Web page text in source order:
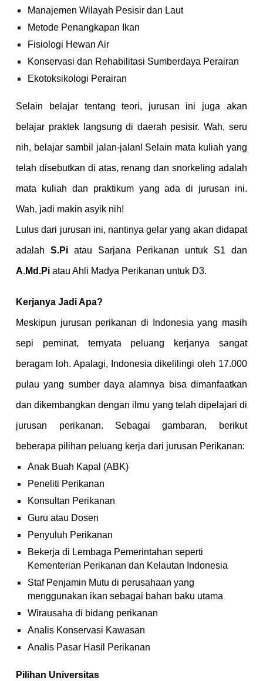
Manajemen Wilayah Pesisir dan Laut
Metode Penangkapan Ikan
Fisiologi Hewan Air
Konservasi dan Rehabilitasi Sumberdaya Perairan
Ekotoksikologi Perairan
Selain belajar tentang teori, jurusan ini juga akan
belajar praktek langsung di daerah pesisir. Wah, seru
nih, belajar sambil jalan-jalan! Selain mata kuliah yang
telah disebutkan di atas, renang dan snorkeling adalah
mata kuliah dan praktikum yang ada di jurusan ini.
Wah, jadi makin asyik nih!
Lulus dari jurusan ini, nantinya gelar yang akan didapat
adalahS.Pi atau Sarjana Perikanan untuk S1 dan
A.Md.Pi atau Ahli Madya Perikanan untuk D3.
Kerjanya Jadi Apa?
Meskipun jurusan perikanan di Indonesia yang masih
sepi peminat, ternyata peluang kerjanya sangat
beragam loh. Apalagi, Indonesia dikelilingi oleh 17.000
pulau yang sumber daya alamnya bisa dimanfaatkan
dan dikembangkan dengan ilmu yang telah dipelajari di
jurusan perikanan. Sebagai gambaran, berikut
beberapa pilihan peluang kerja dari jurusan Perikanan:
Anak Buah Kapal (ABK)
Peneliti Perikanan
Konsultan Perikanan
Guru atau Dosen
Penyuluh Perikanan
Bekerja di Lembaga Pemerintahan seperti
Kementerian Perikanan dan Kelautan Indonesia
Staf Penjamin Mutu di perusahaan yang
menggunakan ikan sebagai bahan baku utama
Wirausaha di bidang perikanan
Analis Konservasi Kawasan
Analis Pasar Hasil Perikanan
Pilihan Universitas